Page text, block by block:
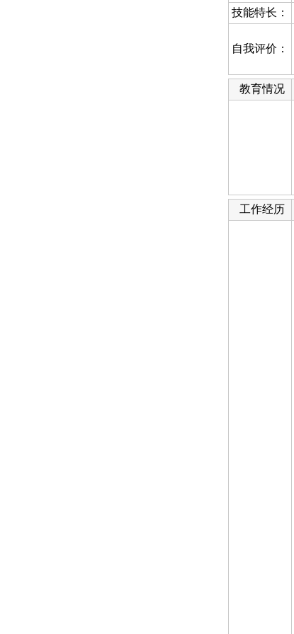
技能特长：
自我评价：
教育情况
工作经历